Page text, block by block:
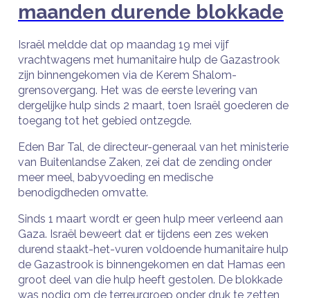
maanden durende blokkade
Israël meldde dat op maandag 19 mei vijf
vrachtwagens met humanitaire hulp de Gazastrook
zijn binnengekomen via de Kerem Shalom-
grensovergang. Het was de eerste levering van
dergelijke hulp sinds 2 maart, toen Israël goederen de
toegang tot het gebied ontzegde.
Eden Bar Tal, de directeur-generaal van het ministerie
van Buitenlandse Zaken, zei dat de zending onder
meer meel, babyvoeding en medische
benodigdheden omvatte.
Sinds 1 maart wordt er geen hulp meer verleend aan
Gaza. Israël beweert dat er tijdens een zes weken
durend staakt-het-vuren voldoende humanitaire hulp
de Gazastrook is binnengekomen en dat Hamas een
groot deel van die hulp heeft gestolen. De blokkade
was nodig om de terreurgroep onder druk te zetten